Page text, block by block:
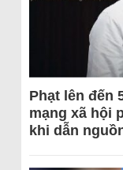
Phạt lên đến
mạng xã hội
khi dẫn